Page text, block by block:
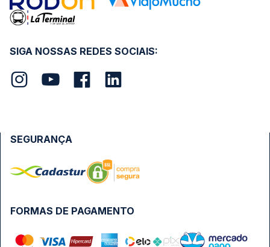
SIGA NOSSAS REDES SOCIAIS:
FORMAS DE PAGAMENTO
SEGURANÇA